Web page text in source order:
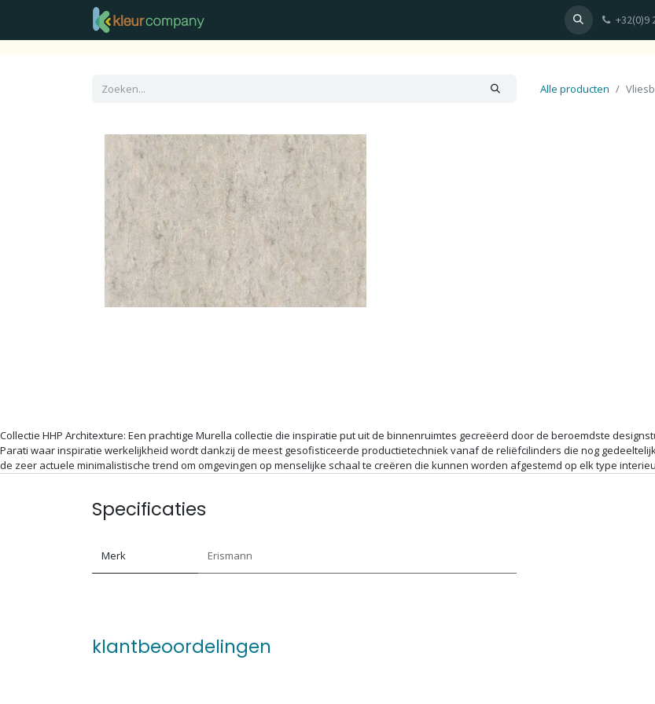
Plan uw afspraak
+32(0)9
Alle producten
Collectie HHP Architexture: Een prachtige Murella collectie die inspiratie put uit de binnenruimtes gecreëerd door de beroemdste
Parati waar inspiratie werkelijkheid wordt dankzij de meest gesofisticeerde productietechniek vanaf de reliëfcilinders die nog
de zeer actuele minimalistische trend om omgevingen op menselijke schaal te creëren die kunnen worden afgestemd op elk type
Specificaties
Merk Erismann
klantbeoordelingen